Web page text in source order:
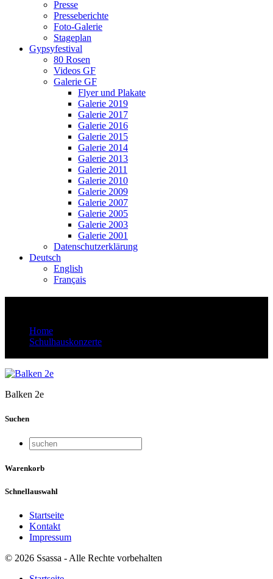
Presse
Presseberichte
Foto-Galerie
Stageplan
Gypsyfestival
80 Rosen
Videos GF
Galerie GF
Flyer und Plakate
Galerie 2019
Galerie 2017
Galerie 2016
Galerie 2015
Galerie 2014
Galerie 2013
Galerie 2011
Galerie 2010
Galerie 2009
Galerie 2007
Galerie 2005
Galerie 2003
Galerie 2001
Datenschutzerklärung
Deutsch
English
Français
Home
Schulhauskonzerte
Balken 2e
Suchen
Warenkorb
Schnellauswahl
Startseite
Kontakt
Impressum
© 2026 Ssassa - Alle Rechte vorbehalten